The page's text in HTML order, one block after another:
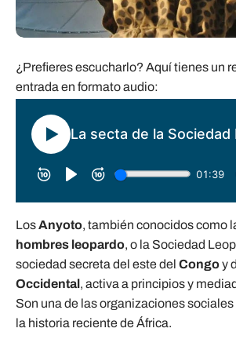
¿Prefieres escucharlo? Aquí tienes un
entrada en formato audio:
LosAnyoto, también conocidos como
hombres leopardo, o la Sociedad
sociedad secreta del este del Congoy
Occidental, activa a principios y
Son una de las organizaciones
la historia reciente de África.